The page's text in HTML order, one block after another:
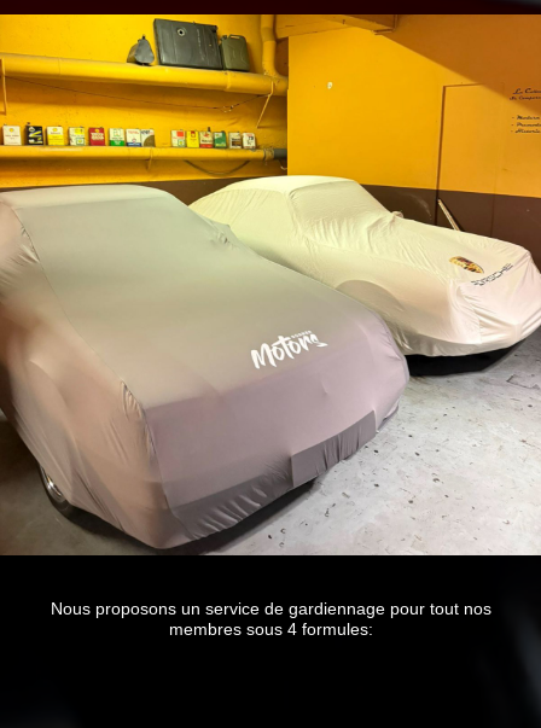
Nous proposons un service de gardiennage pour tout nos
membres sous 4 formules: